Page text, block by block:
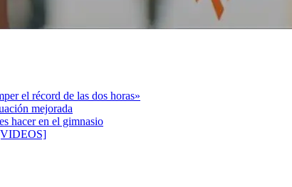
el récord de las dos horas»
mejorada
hacer en el gimnasio